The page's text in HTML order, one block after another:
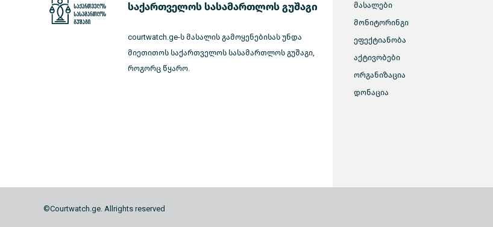
საქართველოს სასამართლოს გუშაგი
courtwatch.ge-ს მასალის გამოყენებისას უნდა
მიეთითოს საქართველოს სასამართლოს გუშაგი,
როგორც წყარო.
მასალები
მონიტორინგი
ეფექტიანობა
აქტივობები
ორგანიზაცია
დონაცია
©Courtwatch.ge. Allrights reserved